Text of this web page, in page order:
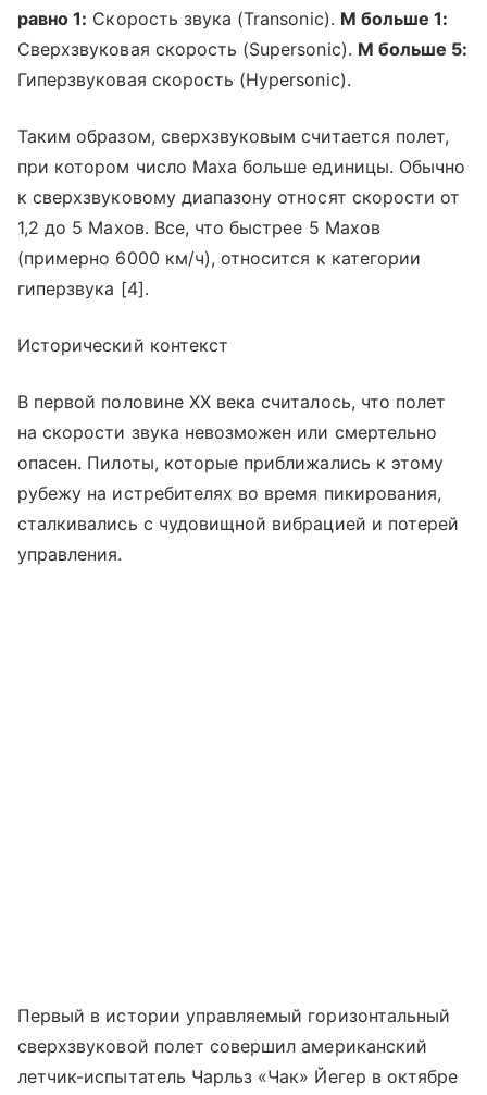
равно 1: Скорость звука (Transonic). М больше 1:
Сверхзвуковая скорость (Supersonic). М больше 5:
Гиперзвуковая скорость (Hypersonic).
Таким образом, сверхзвуковым считается полет,
при котором число Маха больше единицы. Обычно
к сверхзвуковому диапазону относят скорости от
1,2 до 5 Махов. Все, что быстрее 5 Махов
(примерно 6000 км/ч), относится к категории
гиперзвука [4].
Исторический контекст
В первой половине XX века считалось, что полет
на скорости звука невозможен или смертельно
опасен. Пилоты, которые приближались к этому
рубежу на истребителях во время пикирования,
сталкивались с чудовищной вибрацией и потерей
управления.
Первый в истории управляемый горизонтальный
сверхзвуковой полет совершил американский
летчик-испытатель Чарльз «Чак» Йегер в октябре